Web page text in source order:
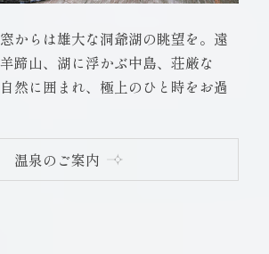
からは雄大な洞爺湖の眺望を。遠
蹄山、湖に浮かぶ中島、荘厳な
然に囲まれ、極上のひと時をお過
温泉のご案内